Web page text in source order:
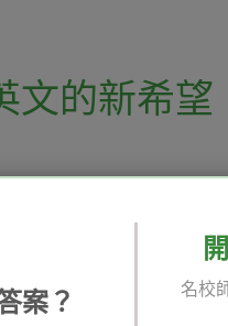
文的新希望
案？
名校